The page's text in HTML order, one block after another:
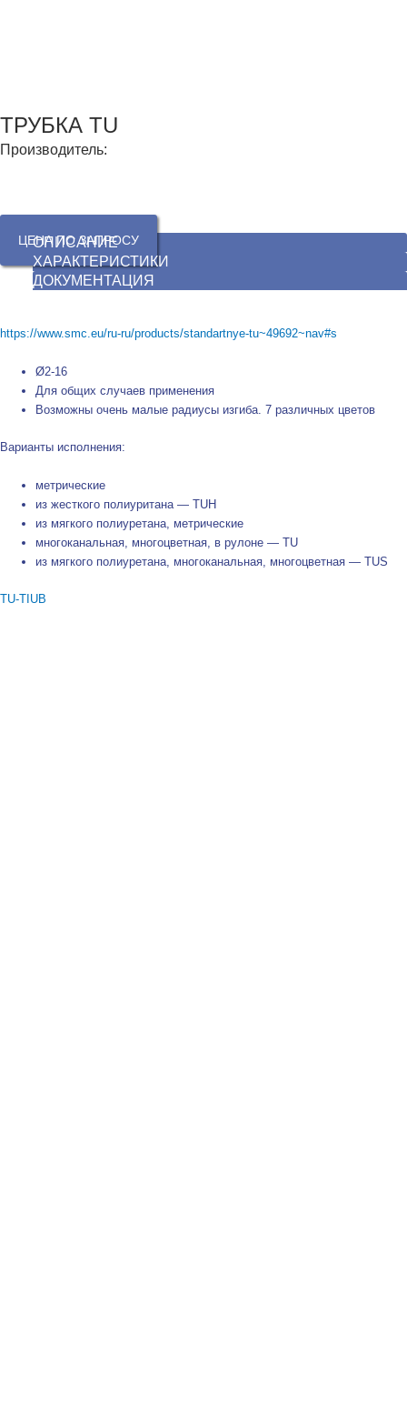
ТРУБКА TU
Производитель:
ЦЕНА ПО ЗАПРОСУ
ОПИСАНИЕ
ХАРАКТЕРИСТИКИ
ДОКУМЕНТАЦИЯ
https://www.smc.eu/ru-ru/products/standartnye-tu~49692~nav#s
Ø2-16
Для общих случаев применения
Возможны очень малые радиусы изгиба. 7 различных цветов
Варианты исполнения:
метрические
из жесткого полиуритана — TUH
из мягкого полиуретана, метрические
многоканальная, многоцветная, в рулоне — TU
из мягкого полиуретана, многоканальная, многоцветная — TUS
TU-TIUB